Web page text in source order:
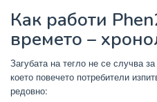
Как работи
времето –
Загубата на тегло не се случва
което повечето потребители
редовно: